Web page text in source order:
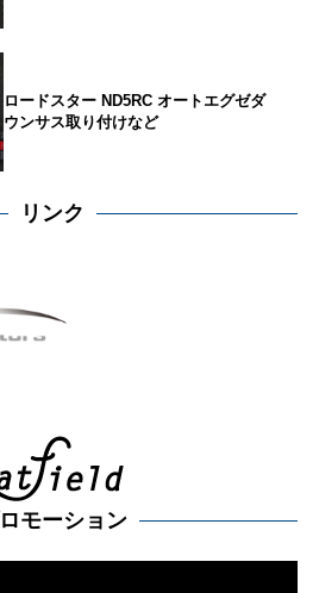
ロードスター ND5RC オートエグゼダ
ウンサス取り付けなど
リンク
モーション